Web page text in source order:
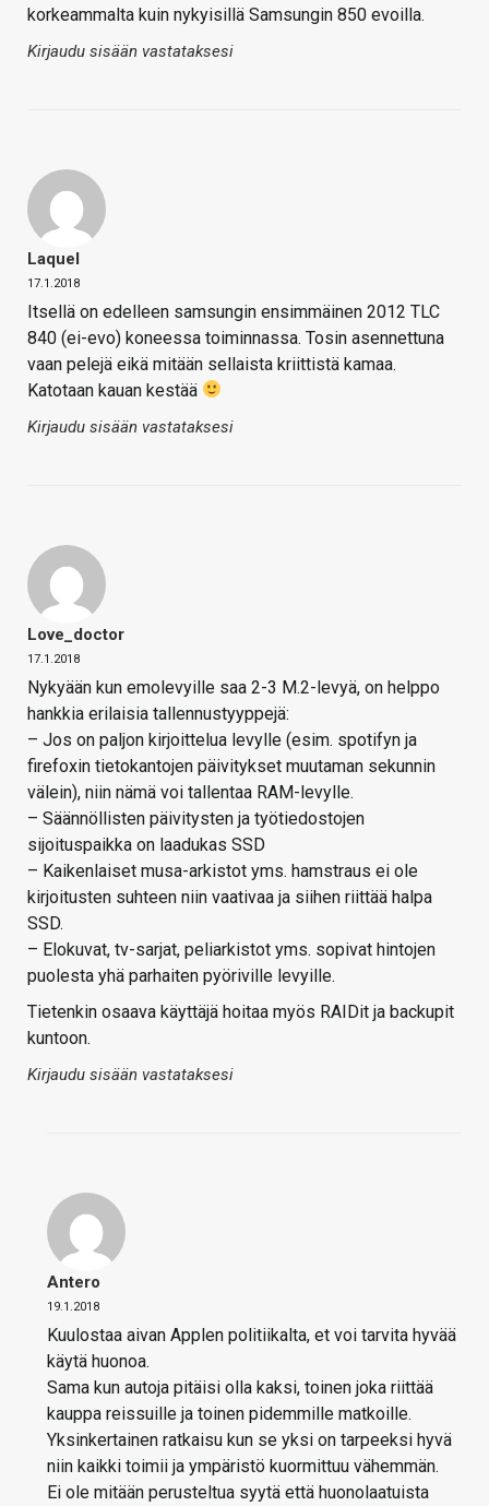
korkeammalta kuin nykyisillä Samsungin 850 evoilla.
Kirjaudu sisään vastataksesi
Laquel
17.1.2018
Itsellä on edelleen samsungin ensimmäinen 2012 TLC
840 (ei-evo) koneessa toiminnassa. Tosin asennettuna
vaan pelejä eikä mitään sellaista kriittistä kamaa.
Katotaan kauan kestää
Kirjaudu sisään vastataksesi
Love_doctor
17.1.2018
Nykyään kun emolevyille saa 2-3 M.2-levyä, on helppo
hankkia erilaisia tallennustyyppejä:
– Jos on paljon kirjoittelua levylle (esim. spotifyn ja
firefoxin tietokantojen päivitykset muutaman sekunnin
välein), niin nämä voi tallentaa RAM-levylle.
– Säännöllisten päivitysten ja työtiedostojen
sijoituspaikka on laadukas SSD
– Kaikenlaiset musa-arkistot yms. hamstraus ei ole
kirjoitusten suhteen niin vaativaa ja siihen riittää halpa
SSD.
– Elokuvat, tv-sarjat, peliarkistot yms. sopivat hintojen
puolesta yhä parhaiten pyöriville levyille.
Tietenkin osaava käyttäjä hoitaa myös RAIDit ja backupit
kuntoon.
Kirjaudu sisään vastataksesi
Antero
19.1.2018
Kuulostaa aivan Applen politiikalta, et voi tarvita hyvää
käytä huonoa.
Sama kun autoja pitäisi olla kaksi, toinen joka riittää
kauppa reissuille ja toinen pidemmille matkoille.
Yksinkertainen ratkaisu kun se yksi on tarpeeksi hyvä
niin kaikki toimii ja ympäristö kuormittuu vähemmän.
Ei ole mitään perusteltua syytä että huonolaatuista